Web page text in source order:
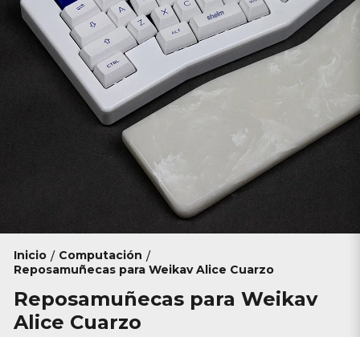
Inicio / Computación /
Reposamuñecas para Weikav Alice Cuarzo
Reposamuñecas para Weikav
Alice Cuarzo